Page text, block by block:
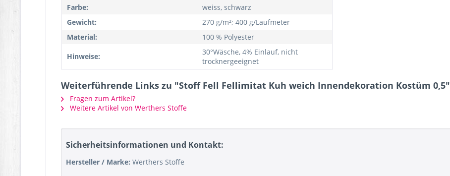
Farbe:
weiss, schwarz
Gewicht:
270 g/m²; 400 g/Laufmeter
Material:
100 % Polyester
Hinweise:
30°Wäsche, 4% Einlauf, nicht
trocknergeeignet
Weiterführende Links zu "Stoff Fell Fellimitat Kuh weich Innendekoration Kostüm 0,5"
Fragen zum Artikel?
Weitere Artikel von Werthers Stoffe
Sicherheitsinformationen und Kontakt:
Hersteller / Marke: Werthers Stoffe